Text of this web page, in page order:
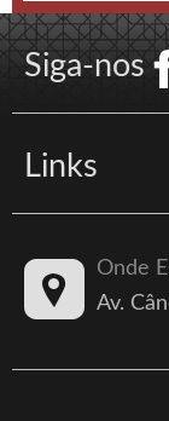
Siga-nos
Links
Onde
Av.